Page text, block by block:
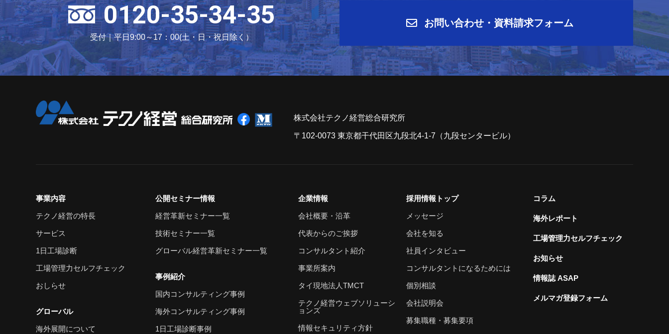
0120-35-34-35
受付｜平日9:00～17：00(土・日・祝日除く）
お問い合わせ・資料請求フォーム
株式会社テクノ経営総合研究所
〒102-0073 東京都干代田区九段北4-1-7（九段センタービル）
事業内容
テクノ経営の特長
サービス
1日工場診断
工場管理力セルフチェック
おしらせ
グローバル
海外展開について
公開セミナー情報
経営革新セミナー一覧
技術セミナー一覧
グローバル経営革新セミナー一覧
事例紹介
国内コンサルティング事例
海外コンサルティング事例
1日工場診断事例
企業情報
会社概要・沿革
代表からのご挨拶
コンサルタント紹介
事業所案内
タイ現地法人TMCT
テクノ経営ウェブソリューシ
ョンズ
情報セキュリティ方針
採用情報トップ
メッセージ
会社を知る
社員インタビュー
コンサルタントになるためには
個別相談
会社説明会
募集職種・募集要項
コラム
海外レポート
工場管理力セルフチェック
お知らせ
情報誌 ASAP
メルマガ登録フォーム